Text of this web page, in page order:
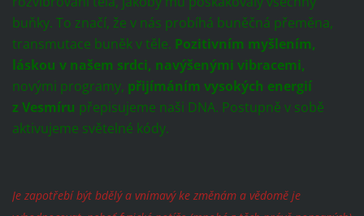
buňky. To značí, že v nás probíhá buněčná přeměna,
transmutace buněk v těle. Pozitivním myšlením,
láskou v našem srdci, navýšenými vibracemi,
novými programy, přijímáním vysokých energií
z Vesmíru přepisujeme naši DNA. Postupně v sobě
aktivujeme světelné kódy.
Je zapotřebí být bdělý a vnímavý ke změnám a vědomě je